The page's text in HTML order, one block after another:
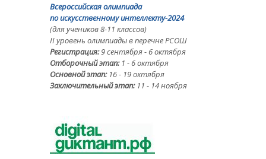
Всероссийская олимпиада
по искусственному интеллекту-2024
(для учеников 8-11 классов)
II уровень олимпиады в перечне РСОШ
Регистрация:9 сентября - 6 октября
Отборочный этап: 1 - 6 октября
Основной этап:16 - 19 октября
Заключительный этап: 11 - 14 ноября